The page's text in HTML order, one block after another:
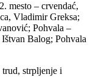
mesto – crvendać,
Vladimir Greksa;
Pohvala –
Balog; Pohvala
strpljenje i